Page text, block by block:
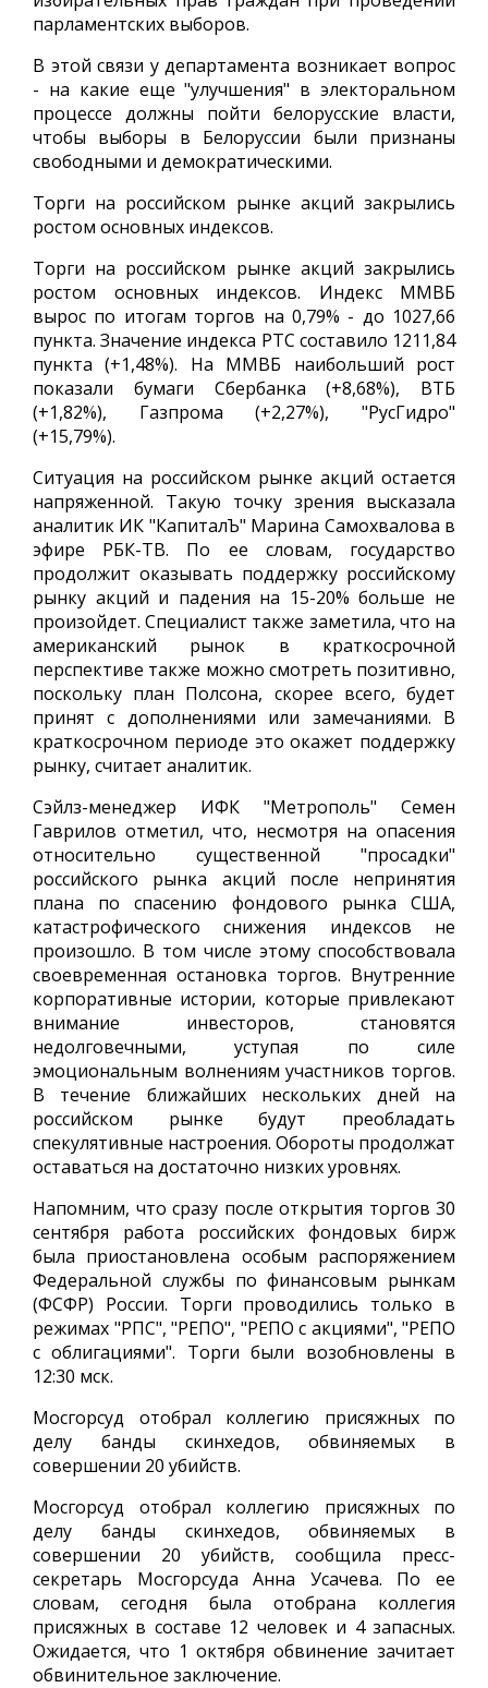
парламентских выборов.
В этой связи у департамента возникает вопрос
- на какие еще "улучшения" в электоральном
процессе должны пойти белорусские власти,
чтобы выборы в Белоруссии были признаны
свободными и демократическими.
Торги на российском рынке акций закрылись
ростом основных индексов.
Торги на российском рынке акций закрылись
ростом основных индексов. Индекс ММВБ
вырос по итогам торгов на 0,79% - до 1027,66
пункта. Значение индекса РТС составило 1211,84
пункта (+1,48%). На ММВБ наибольший рост
показали бумаги Сбербанка (+8,68%), ВТБ
(+1,82%), Газпрома (+2,27%), "РусГидро"
(+15,79%).
Ситуация на российском рынке акций остается
напряженной. Такую точку зрения высказала
аналитик ИК "КапиталЪ" Марина Самохвалова в
эфире РБК-ТВ. По ее словам, государство
продолжит оказывать поддержку российскому
рынку акций и падения на 15-20% больше не
произойдет. Специалист также заметила, что на
американский рынок в краткосрочной
перспективе также можно смотреть позитивно,
поскольку план Полсона, скорее всего, будет
принят с дополнениями или замечаниями. В
краткосрочном периоде это окажет поддержку
рынку, считает аналитик.
Сэйлз-менеджер ИФК "Метрополь" Семен
Гаврилов отметил, что, несмотря на опасения
относительно существенной "просадки"
российского рынка акций после непринятия
плана по спасению фондового рынка США,
катастрофического снижения индексов не
произошло. В том числе этому способствовала
своевременная остановка торгов. Внутренние
корпоративные истории, которые привлекают
внимание инвесторов, становятся
недолговечными, уступая по силе
эмоциональным волнениям участников торгов.
В течение ближайших нескольких дней на
российском рынке будут преобладать
спекулятивные настроения. Обороты продолжат
оставаться на достаточно низких уровнях.
Напомним, что сразу после открытия торгов 30
сентября работа российских фондовых бирж
была приостановлена особым распоряжением
Федеральной службы по финансовым рынкам
(ФСФР) России. Торги проводились только в
режимах "РПС", "РЕПО", "РЕПО с акциями", "РЕПО
с облигациями". Торги были возобновлены в
12:30 мск.
Мосгорсуд отобрал коллегию присяжных по
делу банды скинхедов, обвиняемых в
совершении 20 убийств.
Мосгорсуд отобрал коллегию присяжных по
делу банды скинхедов, обвиняемых в
совершении 20 убийств, сообщила пресс-
секретарь Мосгорсуда Анна Усачева. По ее
словам, сегодня была отобрана коллегия
присяжных в составе 12 человек и 4 запасных.
Ожидается, что 1 октября обвинение зачитает
обвинительное заключение.